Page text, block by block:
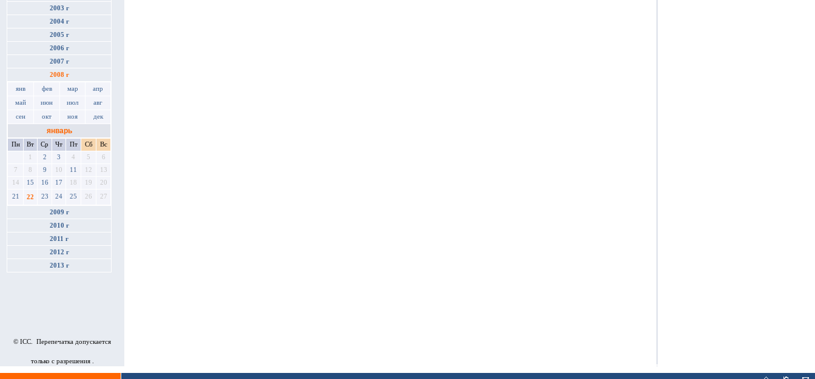
2003 г
2004 г
2005 г
2006 г
2007 г
2008 г
янв фев мар апр
май июн июл авг
сен окт ноя дек
январь
Пн Вт Ср Чт Пт Сб
Вс
1
2 3 4 5
6
7
8 9 10 11 12
13
14
15 16 17 18 19 20
21 22 23 24 25 26 27
2009 г
2010 г
2011 г
2012 г
2013 г
© ICC. Перепечатка допускается
только с разрешения .